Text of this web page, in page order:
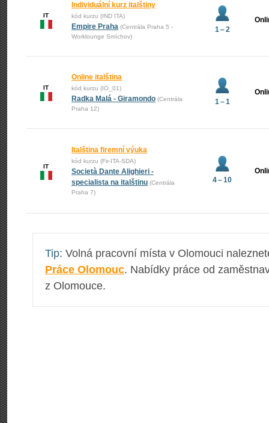
IT
Individuální kurz italštiny
kód kurzu (IND ITA)
Empire Praha (Centrála Praha 5 -
Worklounge Smíchov)
1 – 2
IT
Online italština
kód kurzu (IO_01)
Radka Malá - Giramondo (Centrála
Praha 12)
1 – 1
IT
Italština firemní výuka
kód kurzu (Fir-ITA-SDA)
Società Dante Alighieri -
specialista na italštinu (Centrála
Praha 7)
4 – 10
Tip: Volná pracovní místa v Olomouci
Práce Olomouc. Nabídky práce od
z Olomouce.